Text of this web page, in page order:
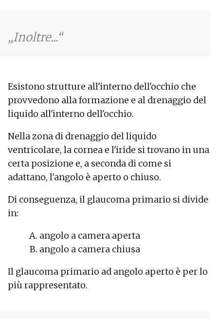
Inoltre...
Esistono strutture all'interno dell'occhio che
provvedono alla formazione e al drenaggio del
liquido all'interno dell'occhio.
Nella zona di drenaggio del liquido
ventricolare, la cornea e l'iride si trovano in una
certa posizione e, a seconda di come si
adattano, l'angolo è aperto o chiuso.
Di conseguenza, il glaucoma primario si divide
in:
angolo a camera aperta
angolo a camera chiusa
Il glaucoma primario ad angolo aperto è per lo
più rappresentato.